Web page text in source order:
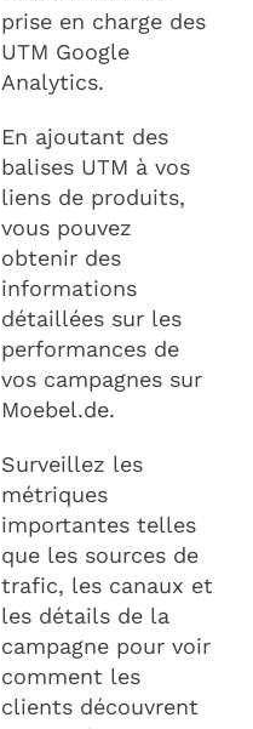
prise en charge des
UTM Google
Analytics.
En ajoutant des
balises UTM à vos
liens de produits,
vous pouvez
obtenir des
informations
détaillées sur les
performances de
vos campagnes sur
Moebel.de.
Surveillez les
métriques
importantes telles
que les sources de
trafic, les canaux et
les détails de la
campagne pour voir
comment les
clients découvrent